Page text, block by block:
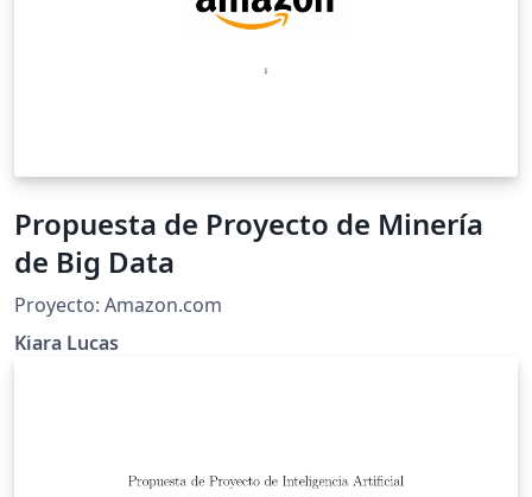
Propuesta de Proyecto de Minería
de Big Data
Proyecto: Amazon.com
Kiara Lucas